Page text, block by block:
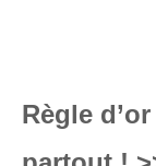
Règle